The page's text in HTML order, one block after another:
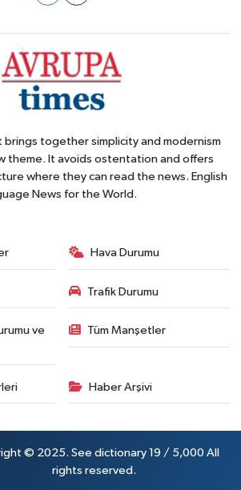
brings together simplicity and modernism
theme. It avoids ostentation and offers
where they can read the news. English
News for the World.
Hava Durumu
Trafik Durumu
ve
Tüm Manşetler
Haber Arşivi
© 2025. See dictionary 19 / 5,000 All
rights reserved.